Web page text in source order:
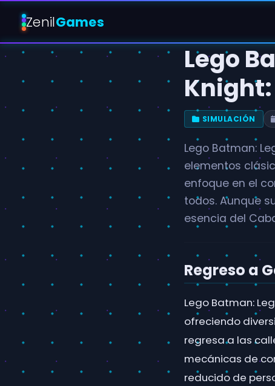
ZenilGames
Lego
SIMULACIÓN
Lego Batman:
elementos
enfoque en el
todos. Aunque
esencia del
Regreso a
Lego Batman:
ofreciendo
regresa a las
mecánicas de
reducido de